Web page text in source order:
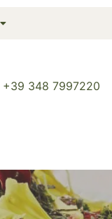
+39 348 7997220